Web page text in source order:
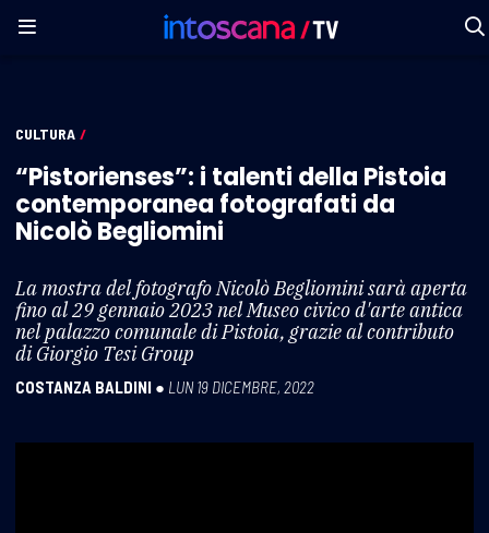
CULTURA /
“Pistorienses”: i talenti della Pistoia
contemporanea fotografati da
Nicolò Begliomini
La mostra del fotografo Nicolò Begliomini sarà aperta
fino al 29 gennaio 2023 nel Museo civico d'arte antica
nel palazzo comunale di Pistoia, grazie al contributo
di Giorgio Tesi Group
COSTANZA BALDINI ● LUN 19 DICEMBRE, 2022